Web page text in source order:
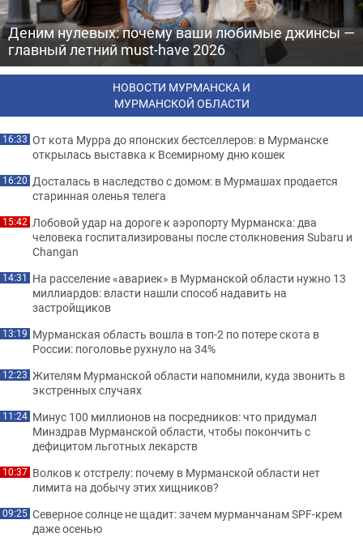
Деним нулевых: почему ваши любимые джинсы —
главный летний must-have 2026
НОВОСТИ МУРМАНСКА И
МУРМАНСКОЙ ОБЛАСТИ
16:33 От кота Мурра до японских бестселлеров: в Мурманске
открылась выставка к Всемирному дню кошек
16:20 Досталась в наследство с домом: в Мурмашах продается
старинная оленья телега
15:42 Лобовой удар на дороге к аэропорту Мурманска: два
человека госпитализированы после столкновения Subaru и
Changan
14:31 На расселение «авариек» в Мурманской области нужно 13
миллиардов: власти нашли способ надавить на
застройщиков
13:19 Мурманская область вошла в топ-2 по потере скота в
России: поголовье рухнуло на 34%
12:23 Жителям Мурманской области напомнили, куда звонить в
экстренных случаях
11:24 Минус 100 миллионов на посредников: что придумал
Минздрав Мурманской области, чтобы покончить с
дефицитом льготных лекарств
10:37 Волков к отстрелу: почему в Мурманской области нет
лимита на добычу этих хищников?
09:25 Северное солнце не щадит: зачем мурманчанам SPF-крем
даже осенью